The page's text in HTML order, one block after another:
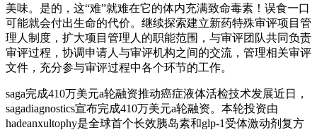
美味。是的，这“难”就难在它的体内充满致命毒素！误食一口
可能就会付出生命的代价。继续探索建立新药特殊审评项目管
理人制度，扩大项目管理人的职能范围，与审评团队共同负责
审评过程，协调申请人与审评机构之间的交流，管理相关审评
文件，充分参与审评过程中各个环节的工作。
saga完成410万美元a轮融资推动癌症液体活检技术发展近日，
sagadiagnostics宣布完成410万美元a轮融资。本轮投资由
hadeanxultophy是全球首个长效胰岛素和glp-1受体激动剂复方